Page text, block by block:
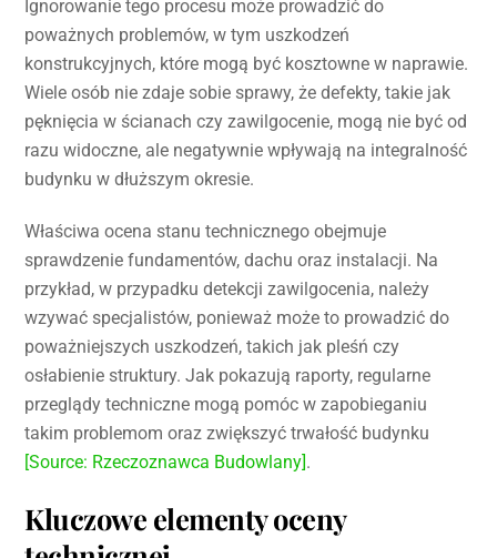
Ignorowanie tego procesu może prowadzić do
poważnych problemów, w tym uszkodzeń
konstrukcyjnych, które mogą być kosztowne w naprawie.
Wiele osób nie zdaje sobie sprawy, że defekty, takie jak
pęknięcia w ścianach czy zawilgocenie, mogą nie być od
razu widoczne, ale negatywnie wpływają na integralność
budynku w dłuższym okresie.
Właściwa ocena stanu technicznego obejmuje
sprawdzenie fundamentów, dachu oraz instalacji. Na
przykład, w przypadku detekcji zawilgocenia, należy
wzywać specjalistów, ponieważ może to prowadzić do
poważniejszych uszkodzeń, takich jak pleśń czy
osłabienie struktury. Jak pokazują raporty, regularne
przeglądy techniczne mogą pomóc w zapobieganiu
takim problemom oraz zwiększyć trwałość budynku
[Source: Rzeczoznawca Budowlany].
Kluczowe elementy oceny